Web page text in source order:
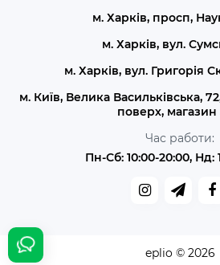
м. Харків, просп,
м. Харків, вул.
м. Харків, вул. Григорія
м. Київ, Велика Васильківська,
поверх, магазин
Час работи:
Пн-Сб: 10:00-20:00, Нд:
eplio © 2026